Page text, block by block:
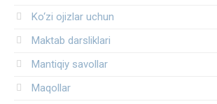
Ko‘zi ojizlar uchun
Maktab darsliklari
Mantiqiy savollar
Maqollar